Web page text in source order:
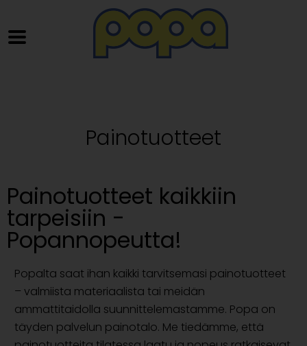
Painotuotteet​
Painotuotteet kaikkiin
tarpeisiin -
Popannopeutta!
Popalta saat ihan kaikki tarvitsemasi painotuotteet
– valmiista materiaalista tai meidän
ammattitaidolla suunnittelemastamme. Popa on
täyden palvelun painotalo. Me tiedämme, että